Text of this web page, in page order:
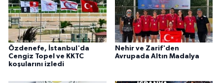
Özdenefe, İstanbul'da
Cengiz Topel ve KKTC
koşularını izledi
Nehir ve Zarif'den
Avrupada Altın Madalya